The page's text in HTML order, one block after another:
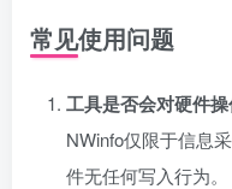
常见使用问题
工具是否会对硬件
NWinfo仅限于信息
件无任何写入行为。